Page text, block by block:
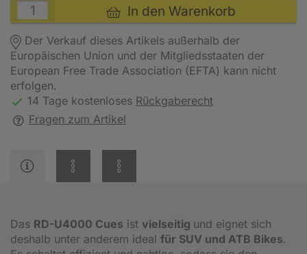
In den Warenkorb
Der Verkauf dieses Artikels außerhalb der
Europäischen Union und der Mitgliedsstaaten der
European Free Trade Association (EFTA) kann nicht
erfolgen.
14 Tage kostenloses Rückgaberecht
Fragen zum Artikel
Das RD-U4000 Cues ist vielseitig und eignet sich
deshalb unter anderem ideal für SUV und ATB Bikes.